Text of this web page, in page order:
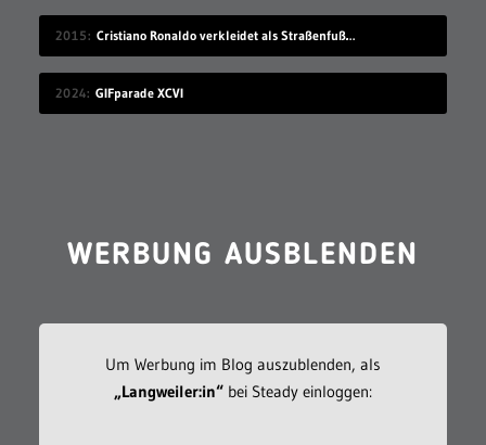
2015 Cristiano Ronaldo verkleidet als Straßenfußballer
2024 GIFparade XCVI
WERBUNG AUSBLENDEN
Um Werbung im Blog auszublenden, als
„Langweiler:in“bei Steady einloggen: